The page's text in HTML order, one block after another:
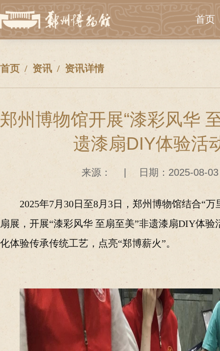
首页
首页 资讯 资讯详情
郑州博物馆开展“漆彩风华
遗漆扇DIY体验活
来源： 日期：2025-08-03
2025年7月30日至8月3日，郑州博物馆结合“
扇展，开展“漆彩风华 至扇至美”非遗漆扇DIY体验
化体验传承传统工艺，点亮“郑博薪火”。